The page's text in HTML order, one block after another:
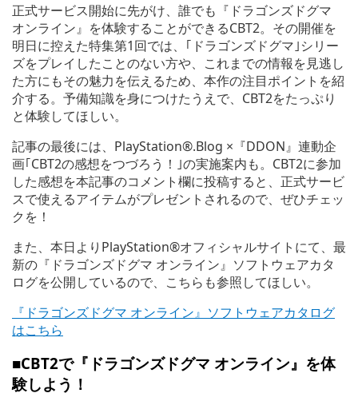
正式サービス開始に先がけ、誰でも『ドラゴンズドグマ
オンライン』を体験することができるCBT2。その開催を
明日に控えた特集第1回では、｢ドラゴンズドグマ｣シリー
ズをプレイしたことのない方や、これまでの情報を見逃し
た方にもその魅力を伝えるため、本作の注目ポイントを紹
介する。予備知識を身につけたうえで、CBT2をたっぷり
と体験してほしい。
記事の最後には、PlayStation®.Blog ×『DDON』連動企
画｢CBT2の感想をつづろう！｣の実施案内も。CBT2に参加
した感想を本記事のコメント欄に投稿すると、正式サービ
スで使えるアイテムがプレゼントされるので、ぜひチェッ
クを！
また、本日よりPlayStation®オフィシャルサイトにて、最
新の『ドラゴンズドグマ オンライン』ソフトウェアカタ
ログを公開しているので、こちらも参照してほしい。
『ドラゴンズドグマ オンライン』ソフトウェアカタログ
はこちら
■CBT2で『ドラゴンズドグマ オンライン』を体
験しよう！